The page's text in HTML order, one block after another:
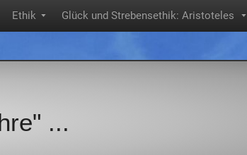
Ethik ▼ Glück und Strebensethik: Aristoteles ▼
...